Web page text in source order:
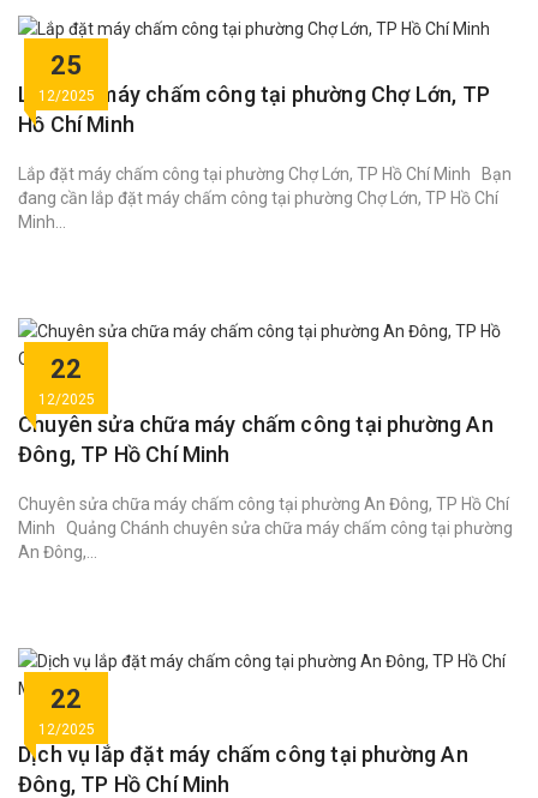
25
12/2025
Lắp đặt máy chấm công tại phường Chợ Lớn, TP
Hồ Chí Minh
Lắp đặt máy chấm công tại phường Chợ Lớn, TP Hồ Chí Minh Bạn
đang cần lắp đặt máy chấm công tại phường Chợ Lớn, TP Hồ Chí
Minh...
22
12/2025
Chuyên sửa chữa máy chấm công tại phường An
Đông, TP Hồ Chí Minh
Chuyên sửa chữa máy chấm công tại phường An Đông, TP Hồ Chí
Minh Quảng Chánh chuyên sửa chữa máy chấm công tại phường
An Đông,...
22
12/2025
Dịch vụ lắp đặt máy chấm công tại phường An
Đông, TP Hồ Chí Minh